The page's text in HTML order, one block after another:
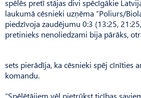
spēlēs pretī stājas divi spēcīgākie
laukumā cēsnieki uzņēma “Poliurs/
piedzīvoja zaudējumu 0:3 (13:25,
pretinieks nenoliedzami bija pārāks,
sets pierādīja, ka cēsnieki spēj cīnīties
komandu.
“Spēlētājiem vēl pietrūkst ticības